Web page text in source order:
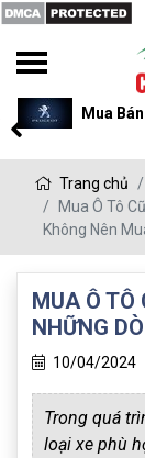
Mua
Trang chủ
Mua Ô Tô
Không Nên
MUA Ô TÔ
NHỮNG
10/04/2024
Trong quá
loại xe phù